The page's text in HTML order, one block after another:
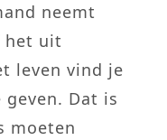
neemt
het uit
leven vind je
Dat is
moeten